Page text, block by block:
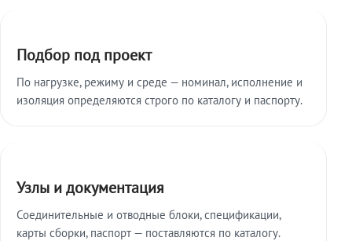
Подбор под проект
По нагрузке, режиму и среде — номинал, исполнение и
изоляция определяются строго по каталогу и паспорту.
Узлы и документация
Соединительные и отводные блоки, спецификации,
карты сборки, паспорт — поставляются по каталогу.